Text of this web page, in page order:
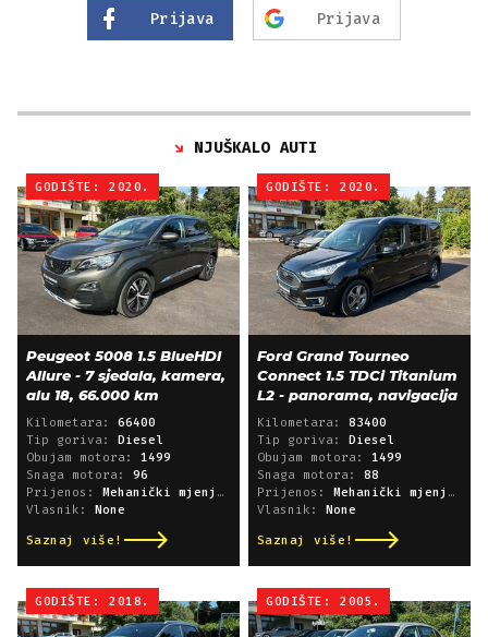
Prijava Prijava
NJUŠKALO AUTI
GODIŠTE: 2020.
Peugeot 5008 1.5 BlueHDI
Allure - 7 sjedala, kamera,
alu 18, 66.000 km
Kilometara: 66400
Tip goriva: Diesel
Obujam motora: 1499
Snaga motora: 96
Prijenos: Mehanički mjenjač
Vlasnik: None
Saznaj više!
GODIŠTE: 2020.
Ford Grand Tourneo
Connect 1.5 TDCi Titanium
L2 - panorama, navigacija
Kilometara: 83400
Tip goriva: Diesel
Obujam motora: 1499
Snaga motora: 88
Prijenos: Mehanički mjenjač
Vlasnik: None
Saznaj više!
GODIŠTE: 2018. GODIŠTE: 2005.